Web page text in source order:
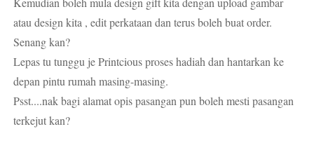
atau design kita , edit perkataan dan terus boleh buat order.
Senang kan?
Lepas tu tunggu je Printcious proses hadiah dan hantarkan ke
depan pintu rumah masing-masing.
Psst....nak bagi alamat opis pasangan pun boleh mesti pasangan
terkejut kan?